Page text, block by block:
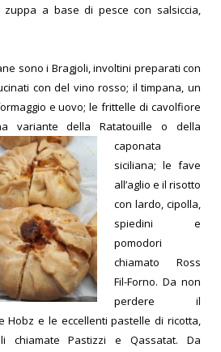
zuppa a base di pesce con salsiccia,
sono i Bragjoli, involtini preparati con
con del vino rosso; il timpana, un
e uovo; le frittelle di cavolfiore
variante della Ratatouille o della
caponata
siciliana; le fave
all’aglio e il risotto
con lardo, cipolla,
spiedini e
pomodori
chiamato Ross
Fil-Forno. Da non
perdere il
Hobz e le eccellenti pastelle di ricotta,
chiamate Pastizzi e Qassatat. Da